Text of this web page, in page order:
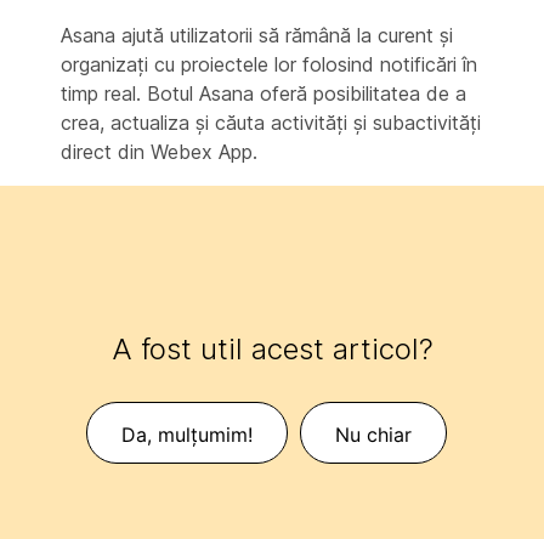
Asana ajută utilizatorii să rămână la curent și
organizați cu proiectele lor folosind notificări în
timp real. Botul Asana oferă posibilitatea de a
crea, actualiza și căuta activități și subactivități
direct din Webex App.
A fost util acest articol?
Da, mulțumim! Nu chiar